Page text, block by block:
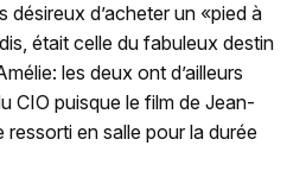
désireux d’acheter un «pied à
était celle du fabuleux destin
les deux ont d’ailleurs
CIO puisque le film de Jean-
ressorti en salle pour la durée